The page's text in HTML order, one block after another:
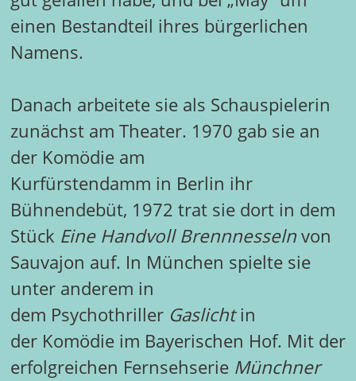
einen Bestandteil ihres bürgerlichen
Namens.
Danach arbeitete sie als Schauspielerin
zunächst am Theater. 1970 gab sie an
der Komödie am
Kurfürstendamm in Berlin ihr
Bühnendebüt, 1972 trat sie dort in dem
Stück Eine Handvoll Brennnesselnvon
Sauvajon auf. In München spielte sie
unter anderem in
dem Psychothriller Gaslichtin
der Komödie im Bayerischen Hof. Mit der
erfolgreichen Fernsehserie Münchner